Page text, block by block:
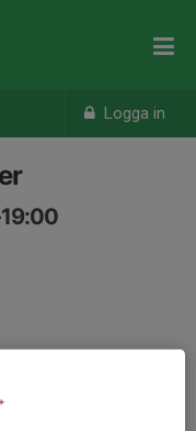
Logga in